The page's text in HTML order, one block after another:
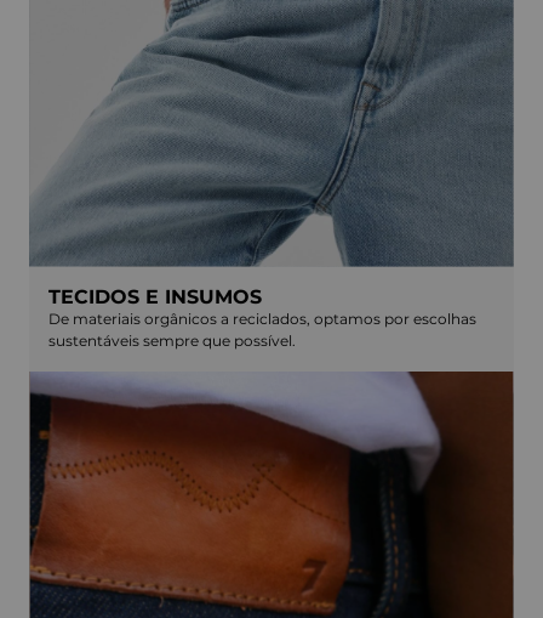
TECIDOS E INSUMOS
De materiais orgânicos a reciclados, optamos por escolhas
sustentáveis sempre que possível.